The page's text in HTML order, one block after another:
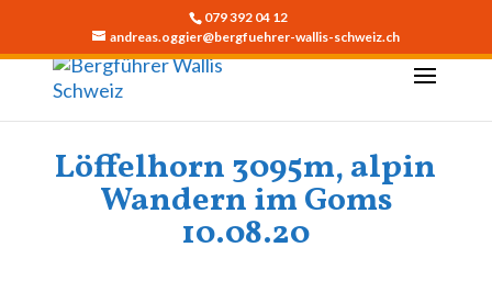
079 392 04 12
andreas.oggier@bergfuehrer-wallis-schweiz.ch
Löffelhorn 3095m, alpin
Wandern im Goms
10.08.20